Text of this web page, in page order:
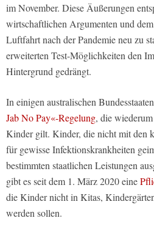
im November. Diese Äußerungen
wirtschaftlichen Argumenten und
Luftfahrt nach der Pandemie neu zu
erweiterten Test-Möglichkeiten den
Hintergrund gedrängt.
In einigen australischen
Jab No Pay«-Regelung, die
Kinder gilt. Kinder, die nicht mit den
für gewisse Infektionskrankheiten
bestimmten staatlichen Leistungen
gibt es seit dem 1. März 2020 eine
die Kinder nicht in Kitas,
werden sollen.